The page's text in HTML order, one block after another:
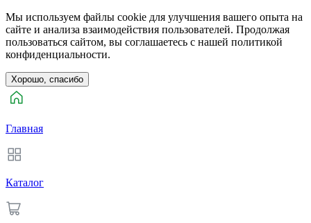
Мы используем файлы cookie для улучшения вашего опыта на
сайте и анализа взаимодействия пользователей. Продолжая
пользоваться сайтом, вы соглашаетесь с нашей политикой
конфиденциальности.
Хорошо, спасибо
Главная
Каталог